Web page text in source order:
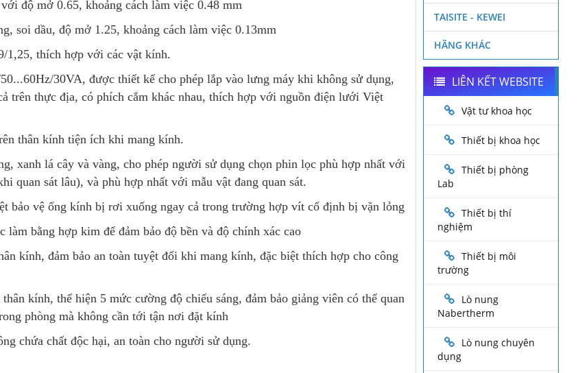
độ mở 0.65, khoảng cách làm việc 0.48 mm
soi dầu, độ mở 1.25, khoảng cách làm việc 0.13mm
1,25, thích hợp với các vật kính.
30VA, được thiết kế cho phép lắp vào lưng máy khi không sử dụng,
trên thực địa, có phích cắm khác nhau, thích hợp với nguồn điện lưới Việt
thân kính tiện ích khi mang kính.
xanh lá cây và vàng, cho phép người sử dụng chọn phin lọc phù hợp nhất với
quan sát lâu), và phù hợp nhất với mẫu vật đang quan sát.
bảo vệ ống kính bị rơi xuống ngay cả trong trường hợp vít cố định bị vặn lỏng
làm bằng hợp kim để đảm bảo độ bền và độ chính xác cao
kính, đảm bảo an toàn tuyệt đối khi mang kính, đặc biệt thích hợp cho công
kính, thể hiện 5 mức cường độ chiếu sáng, đảm bảo giảng viên có thể quan
phòng mà không cần tới tận nơi đặt kính
chứa chất độc hại, an toàn cho người sử dụng.
TAISITE - KEWEI
HÃNG KHÁC
LIÊN KẾT WEBSITE
Vật tư khoa học
Thiết bị khoa học
Thiết bị phòng
Lab
Thiết bị thí
nghiệm
Thiết bị môi
trường
Lò nung
Nabertherm
Lò nung chuyên
dụng